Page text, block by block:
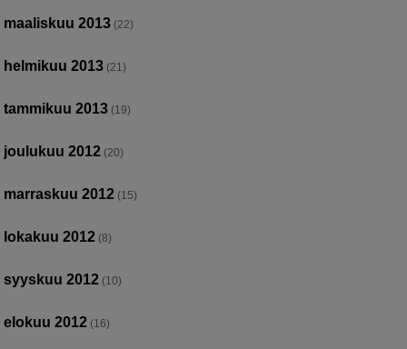
maaliskuu 2013 (22)
helmikuu 2013 (21)
tammikuu 2013 (19)
joulukuu 2012 (20)
marraskuu 2012 (15)
lokakuu 2012 (8)
syyskuu 2012 (10)
elokuu 2012 (16)